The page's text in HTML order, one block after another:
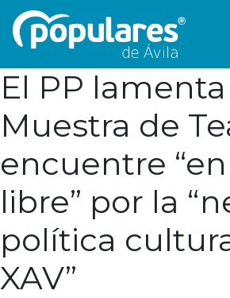
El PP
Muestra de
encuentre
libre” por la
política
XAV”